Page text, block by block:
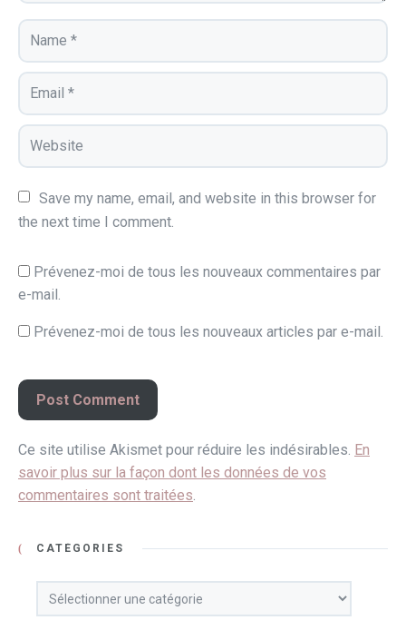
Save my name, email, and website in this browser for
the next time I comment.
Prévenez-moi de tous les nouveaux commentaires par
e-mail.
Prévenez-moi de tous les nouveaux articles par e-mail.
Ce site utilise Akismet pour réduire les indésirables. En
savoir plus sur la façon dont les données de vos
commentaires sont traitées.
CATÉGORIES